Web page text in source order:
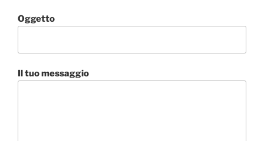
Oggetto
Il tuo messaggio